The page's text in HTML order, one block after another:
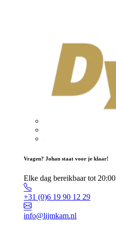
Vragen? Johan staat voor je klaar!
Elke dag bereikbaar tot 20:00
+31 (0)6 19 90 12 29
info@lijmkam.nl